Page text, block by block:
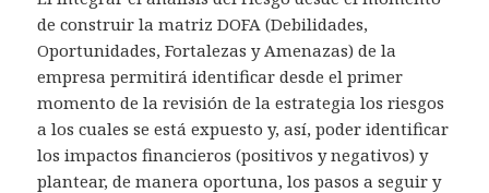
de construir la matriz DOFA (Debilidades,
Oportunidades, Fortalezas y Amenazas) de la
empresa permitirá identificar desde el primer
momento de la revisión de la estrategia los riesgos
a los cuales se está expuesto y, así, poder identificar
los impactos financieros (positivos y negativos) y
plantear, de manera oportuna, los pasos a seguir y